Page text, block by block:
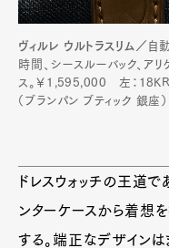
ヴィルレ ウルトラスリム／ 自
時間、シースルーバック、ア
ス。￥1,595,000 左：
（ブランパン ブティック 銀座）
ドレスウォッチの王道
ンターケースから着想
する。端正なデザインは